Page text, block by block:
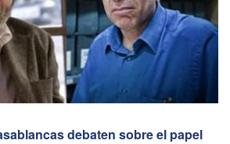
debaten sobre el papel